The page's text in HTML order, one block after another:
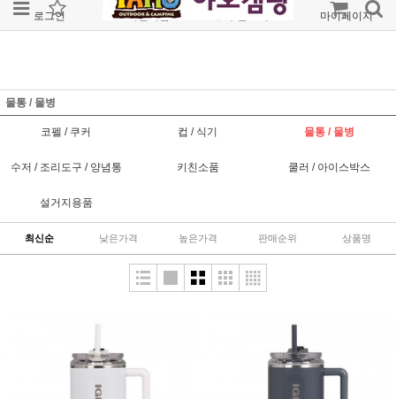
로그인 회원가입 주문조회 마이페이지
물통 / 물병
코펠 / 쿠커 컵 / 식기 물통 / 물병
수저 / 조리도구 / 양념통 키친소품 쿨러 / 아이스박스
설거지용품
최신순 낮은가격 높은가격 판매순위 상품명